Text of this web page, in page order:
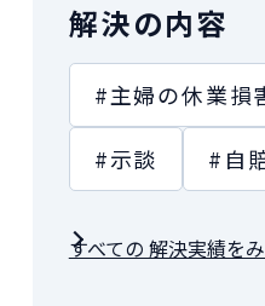
解決の内容
#主婦の休業損
#示談 #自
すべての 解決実績を